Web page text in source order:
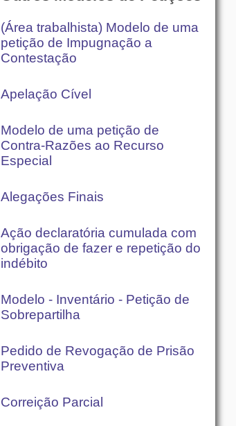
(Área trabalhista) Modelo de uma
petição de Impugnação a
Contestação
Apelação Cível
Modelo de uma petição de
Contra-Razões ao Recurso
Especial
Alegações Finais
Ação declaratória cumulada com
obrigação de fazer e repetição do
indébito
Modelo - Inventário - Petição de
Sobrepartilha
Pedido de Revogação de Prisão
Preventiva
Correição Parcial